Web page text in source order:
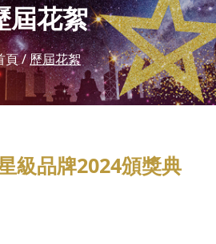
屆花絮
頁/歷屆花絮
級品牌2024頒獎典